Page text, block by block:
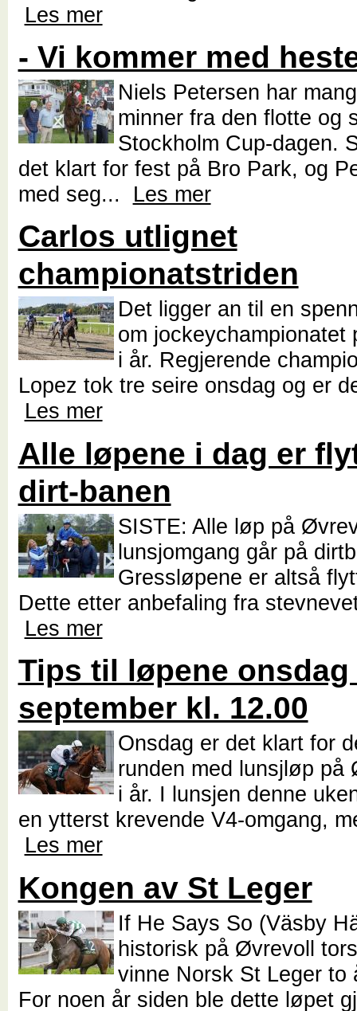
Les mer
- Vi kommer med
Niels Petersen har
minner fra den flotte og
Stockholm Cup-dagen.
det klart for fest på Bro Park, og
med seg... Les mer
Carlos utlignet
championatstriden
Det ligger an til en
om jockeychampionatet
i år. Regjerende
Lopez tok tre seire onsdag og er
Les mer
Alle løpene i dag er
dirt-banen
SISTE: Alle løp på
lunsjomgang går på
Gressløpene er altså
Dette etter anbefaling fra
Les mer
Tips til løpene onsdag
september kl. 12.00
Onsdag er det klart for
runden med lunsjløp på
i år. I lunsjen denne
en ytterst krevende V4-omgang,
Les mer
Kongen av St Leger
If He Says So (Väsby
historisk på Øvrevoll
vinne Norsk St Leger to
For noen år siden ble dette løpet